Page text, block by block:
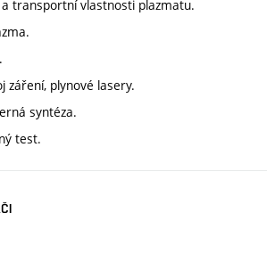
transportní vlastnosti plazmatu.
záření, plynové lasery.
syntéza.
test.